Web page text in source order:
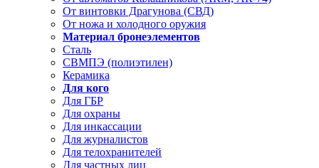
От винтовки Драгунова (СВД)
От ножа и холодного оружия
Материал бронеэлементов
Сталь
СВМПЭ (полиэтилен)
Керамика
Для кого
Для ГБР
Для охраны
Для инкассации
Для журналистов
Для телохранителей
Для частных лиц